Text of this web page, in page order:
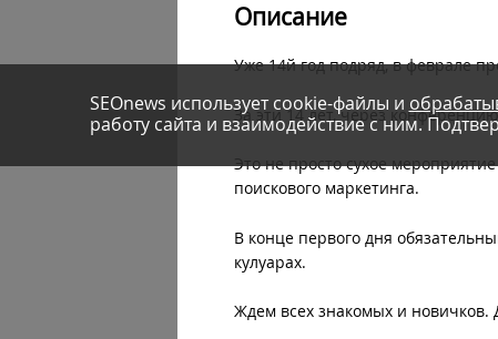
Описание
Уже 14й год подряд, в феврале
За эти 14 лет, через
Это не просто сухое
поискового маркетинга.
В конце первого дня
кулуарах.
Ждем всех знакомых и новичков.
SEOnews использует cookie-файлы и
работу сайта и взаимодействие с ним.